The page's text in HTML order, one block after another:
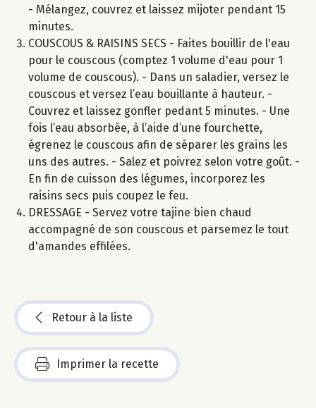
- Mélangez, couvrez et laissez mijoter pendant 15
minutes.
COUSCOUS & RAISINS SECS - Faites bouillir de l'eau
pour le couscous (comptez 1 volume d'eau pour 1
volume de couscous). - Dans un saladier, versez le
couscous et versez l’eau bouillante à hauteur. -
Couvrez et laissez gonfler pedant 5 minutes. - Une
fois l’eau absorbée, à l’aide d’une fourchette,
égrenez le couscous afin de séparer les grains les
uns des autres. - Salez et poivrez selon votre goût. -
En fin de cuisson des légumes, incorporez les
raisins secs puis coupez le feu.
DRESSAGE - Servez votre tajine bien chaud
accompagné de son couscous et parsemez le tout
d'amandes effilées.
Retour à la liste
Imprimer la recette